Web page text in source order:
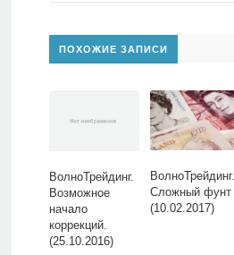
ПОХОЖИЕ ЗАПИСИ
ВолноТрейдинг.
Возможное
начало
коррекций.
(25.10.2016)
ВолноТрейдинг.
Сложный фунт
(10.02.2017)